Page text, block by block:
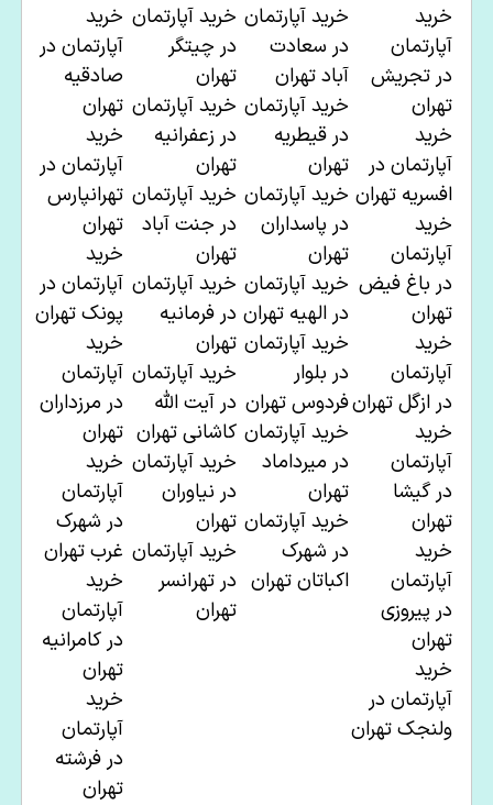
خرید
آپارتمان
در تجریش
تهران
خرید
آپارتمان در
افسریه تهران
خرید
آپارتمان
در باغ فیض
تهران
خرید
آپارتمان
در ازگل تهران
خرید
آپارتمان
در گیشا
تهران
خرید
آپارتمان
در پیروزی
تهران
خرید
آپارتمان در
ولنجک تهران
خرید آپارتمان
در سعادت
آباد تهران
خرید آپارتمان
در قیطریه
تهران
خرید آپارتمان
در پاسداران
تهران
خرید آپارتمان
در الهیه تهران
خرید آپارتمان
در بلوار
فردوس تهران
خرید آپارتمان
در میرداماد
تهران
خرید آپارتمان
در شهرک
اکباتان تهران
خرید آپارتمان
در چیتگر
تهران
خرید آپارتمان
در زعفرانیه
تهران
خرید آپارتمان
در جنت آباد
تهران
خرید آپارتمان
در فرمانیه
تهران
خرید آپارتمان
در آیت الله
کاشانی تهران
خرید آپارتمان
در نیاوران
تهران
خرید آپارتمان
در تهرانسر
تهران
خرید
آپارتمان در
صادقیه
تهران
خرید
آپارتمان در
تهرانپارس
تهران
خرید
آپارتمان در
پونک تهران
خرید
آپارتمان
در مرزداران
تهران
خرید
آپارتمان
در شهرک
غرب تهران
خرید
آپارتمان
در کامرانیه
تهران
خرید
آپارتمان
در فرشته
تهران